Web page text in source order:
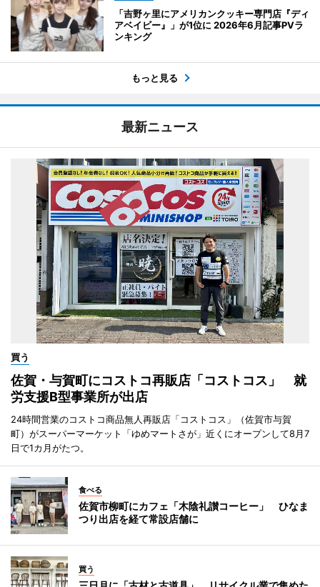
「吉野ヶ里にアメリカンクッキー専門店『ディ
アベイビー』」が1位に 2026年6月記事PVラ
ンキング
もっと見る
最新ニュース
買う
佐賀・与賀町にコストコ再販店「コストコス」 就
労支援B型事業所が出店
24時間営業のコストコ商品無人再販店「コストコス」（佐賀市与賀
町）がスーパーマーケット「ゆめマートさが」近くにオープンして8月7
日で1カ月がたつ。
食べる
佐賀市柳町にカフェ「木陰礼讃コーヒー」 ひなま
つり出店を経て常設店舗に
買う